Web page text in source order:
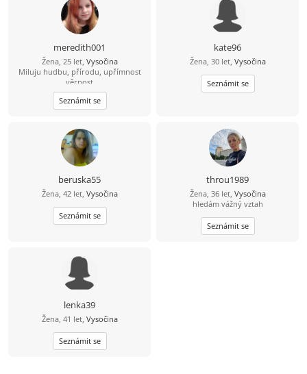
meredith001
Žena, 25 let, Vysočina
Miluju hudbu, přírodu, upřímnost
věrnost
Seznámit se
kate96
Žena, 30 let, Vysočina
Seznámit se
beruska55
Žena, 42 let, Vysočina
Seznámit se
throu1989
Žena, 36 let, Vysočina
hledám vážný vztah
Seznámit se
lenka39
Žena, 41 let, Vysočina
Seznámit se